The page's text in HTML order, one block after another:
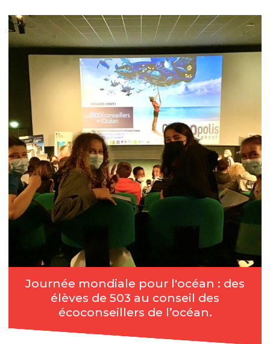
Journée mondiale pour l'océan : des
élèves de 503 au conseil des
écoconseillers de l’océan.